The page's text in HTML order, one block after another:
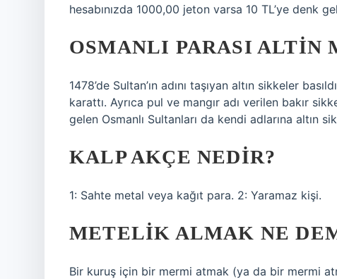
hesabınızda 1000,00 jeton varsa 10 TL’ye denk
OSMANLI PARASI ALTIN
1478’de Sultan’ın adını taşıyan altın sikkeler
karattı. Ayrıca pul ve mangır adı verilen bakır
gelen Osmanlı Sultanları da kendi adlarına altın
KALP AKÇE NEDIR?
1: Sahte metal veya kağıt para. 2: Yaramaz kişi.
METELIK ALMAK NE
Bir kuruş için bir mermi atmak (ya da bir mermi